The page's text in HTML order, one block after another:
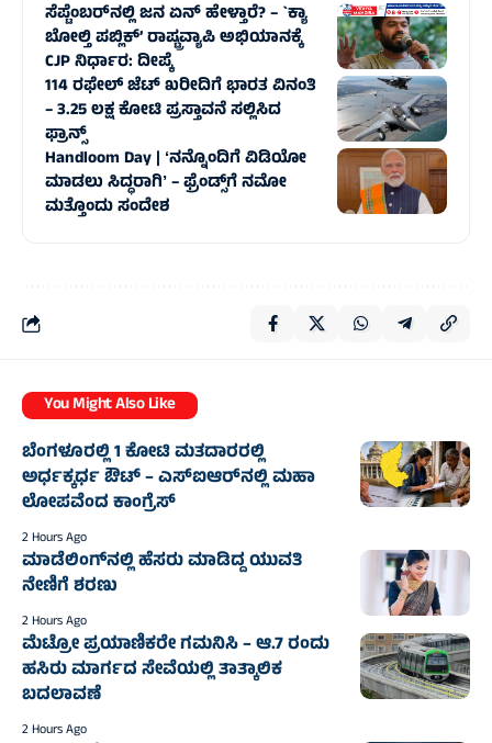
ಸೆಪ್ಟೆಂಬರ್‌ನಲ್ಲಿ ಜನ ಏನ್‌ ಹೇಳ್ತಾರೆ? – `ಕ್ಯಾ
ಬೋಲ್ತಿ ಪಬ್ಲಿಕ್’ ರಾಷ್ಟ್ರವ್ಯಾಪಿ ಅಭಿಯಾನಕ್ಕೆ
CJP ನಿರ್ಧಾರ: ದೀಪ್ಕೆ
114 ರಫೇಲ್ ಜೆಟ್‌ ಖರೀದಿಗೆ ಭಾರತ ವಿನಂತಿ
– 3.25 ಲಕ್ಷ ಕೋಟಿ ಪ್ರಸ್ತಾವನೆ ಸಲ್ಲಿಸಿದ
ಫ್ರಾನ್ಸ್‌
Handloom Day | ʻನನ್ನೊಂದಿಗೆ ವಿಡಿಯೋ
ಮಾಡಲು ಸಿದ್ಧರಾಗಿʼ – ಫ್ರೆಂಡ್ಸ್‌ಗೆ ನಮೋ
ಮತ್ತೊಂದು ಸಂದೇಶ
You Might Also Like
ಬೆಂಗಳೂರಲ್ಲಿ 1 ಕೋಟಿ ಮತದಾರರಲ್ಲಿ
ಅರ್ಧಕ್ಕರ್ಧ ಔಟ್ – ಎಸ್‌ಐಆರ್‌ನಲ್ಲಿ ಮಹಾ
ಲೋಪವೆಂದ ಕಾಂಗ್ರೆಸ್
2 Hours Ago
ಮಾಡೆಲಿಂಗ್‌ನಲ್ಲಿ ಹೆಸರು ಮಾಡಿದ್ದ ಯುವತಿ
ನೇಣಿಗೆ ಶರಣು
2 Hours Ago
ಮೆಟ್ರೋ ಪ್ರಯಾಣಿಕರೇ ಗಮನಿಸಿ – ಆ.7 ರಂದು
ಹಸಿರು ಮಾರ್ಗದ ಸೇವೆಯಲ್ಲಿ ತಾತ್ಕಾಲಿಕ
ಬದಲಾವಣೆ
2 Hours Ago